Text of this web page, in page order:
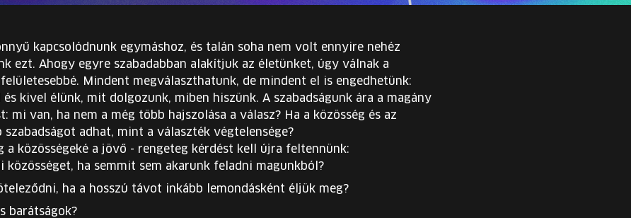
kapcsolódnunk egymáshoz, és talán soha nem volt ennyire nehéz
ezt. Ahogy egyre szabadabban alakítjuk az életünket, úgy válnak a
Mindent megválaszthatunk, de mindent el is engedhetünk:
kivel élünk, mit dolgozunk, miben hiszünk. A szabadságunk ára a magány
mi van, ha nem a még több hajszolása a válasz? Ha a közösség és az
szabadságot adhat, mint a választék végtelensége?
a közösségeké a jövő - rengeteg kérdést kell újra feltennünk:
közösséget, ha semmit sem akarunk feladni magunkból?
ha a hosszú távot inkább lemondásként éljük meg?
barátságok?